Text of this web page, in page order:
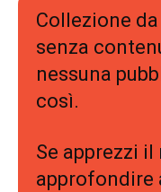
Collezione
senza
nessuna
così.
Se apprezzi
approfondire